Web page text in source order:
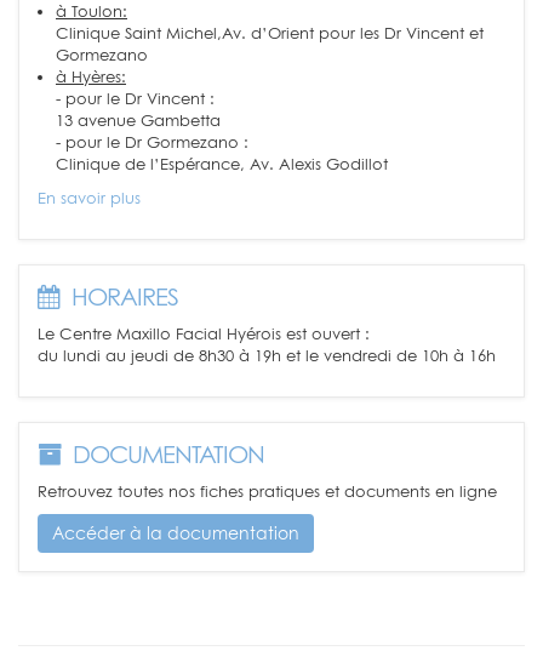
à Toulon:
Clinique Saint Michel,Av. d’Orient pour les Dr Vincent et
Gormezano
à Hyères:
- pour le Dr Vincent :
13 avenue Gambetta
- pour le Dr Gormezano :
Clinique de l’Espérance, Av. Alexis Godillot
En savoir plus
HORAIRES
Le Centre Maxillo Facial Hyérois est ouvert :
du lundi au jeudi de 8h30 à 19h et le vendredi de 10h à 16h
DOCUMENTATION
Retrouvez toutes nos fiches pratiques et documents en ligne
Accéder à la documentation